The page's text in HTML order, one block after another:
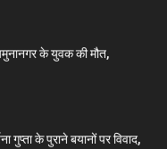
के युवक की मौत,
गुप्ता के पुराने बयानों पर विवाद,